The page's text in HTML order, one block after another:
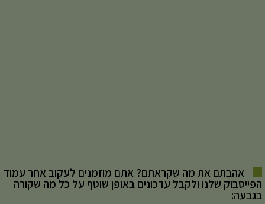
אהבתם את מה שקראתם? אתם מוזמנים לעקוב אחר עמוד
הפייסבוק שלנו ולקבל עדכונים באופן שוטף על כל מה שקורה
בגבעה: